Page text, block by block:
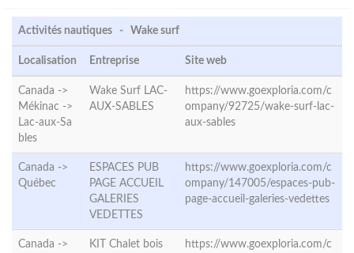
Activités nautiques - Wake surf
Localisation Entreprise Site web
Canada ->
Mékinac ->
Lac-aux-Sa
bles
Wake Surf LAC-
AUX-SABLES
https://www.goexploria.com/c
ompany/92725/wake-surf-lac-
aux-sables
Canada ->
Québec
ESPACES PUB
PAGE ACCUEIL
GALERIES
VEDETTES
https://www.goexploria.com/c
ompany/147005/espaces-pub-
page-accueil-galeries-vedettes
Canada ->
KIT Chalet bois
https://www.goexploria.com/c